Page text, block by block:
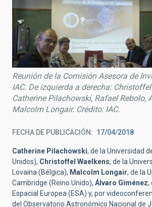
Reunión de la Comisión Asesora de
IAC. De izquierda a derecha:
Catherine Pilachowski, Rafael Rebolo,
Malcolm Longair. Crédito: IAC.
FECHA DE PUBLICACIÓN 17/04/2018
Catherine Pilachowski, de la Universidad
Unidos), Christoffel Waelkens, de la
Lovaina (Bélgica), Malcolm Longair, de la
Cambridge (Reino Unido), Álvaro Giménez,
Espacial Europea (ESA) y, por
del Observatorio Astronómico Nacional de